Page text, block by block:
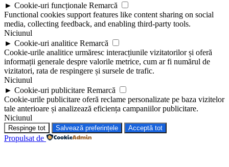
► Cookie-uri funcționale Remarcă
Functional cookies support features like content sharing on social
media, collecting feedback, and enabling third-party tools.
Niciunul
► Cookie-uri analitice Remarcă
Cookie-urile analitice urmăresc interacțiunile vizitatorilor și oferă
informații generale despre valorile metrice, cum ar fi numărul de
vizitatori, rata de respingere și sursele de trafic.
Niciunul
► Cookie-uri publicitare Remarcă
Cookie-urile publicitare oferă reclame personalizate pe baza vizitelor
tale anterioare și analizează eficiența campaniilor publicitare.
Niciunul
Respinge tot Salvează preferințele Acceptă tot
Propulsat de